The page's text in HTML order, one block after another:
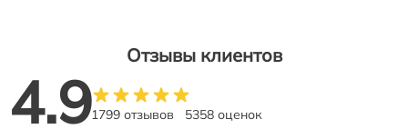
Отзывы клиентов
4.91799 отзывов 5358 оценок